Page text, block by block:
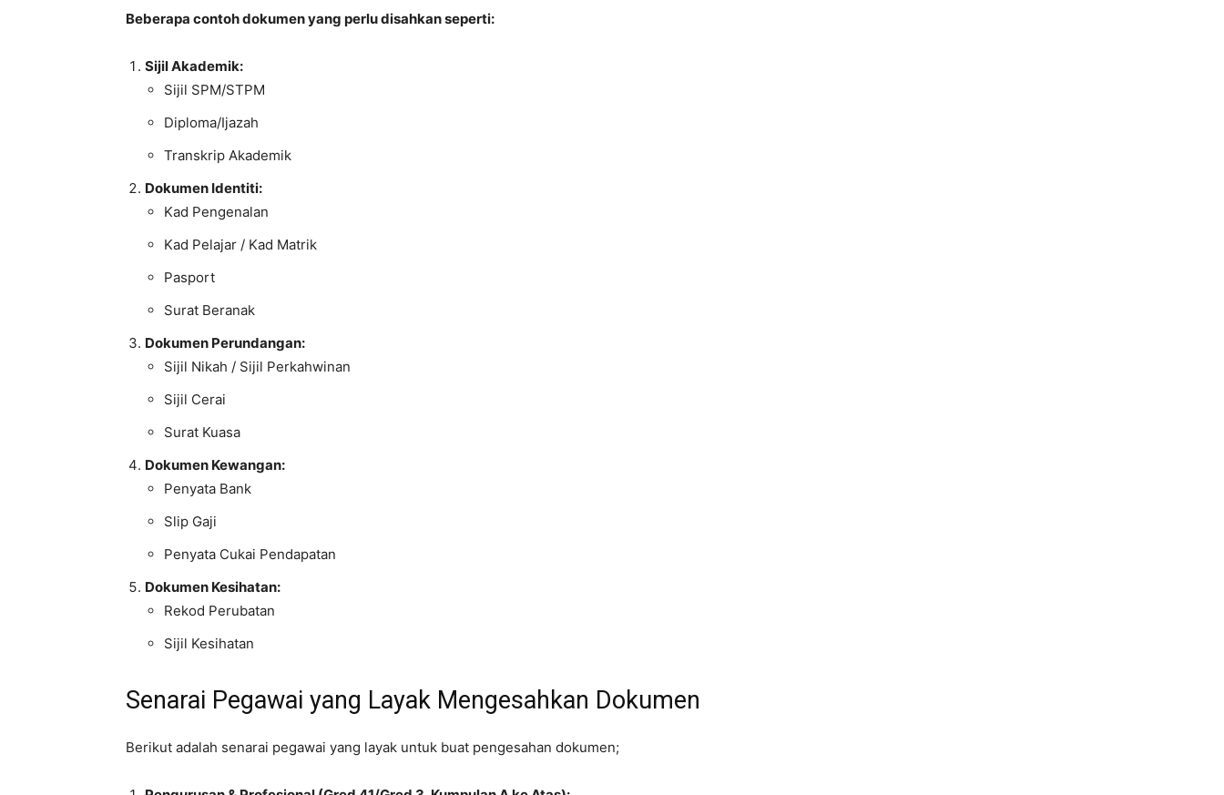
Beberapa contoh dokumen yang perlu disahkan seperti:
Sijil Akademik:
Sijil SPM/STPM
Diploma/Ijazah
Transkrip Akademik
Dokumen Identiti:
Kad Pengenalan
Kad Pelajar / Kad Matrik
Pasport
Surat Beranak
Dokumen Perundangan:
Sijil Nikah / Sijil Perkahwinan
Sijil Cerai
Surat Kuasa
Dokumen Kewangan:
Penyata Bank
Slip Gaji
Penyata Cukai Pendapatan
Dokumen Kesihatan:
Rekod Perubatan
Sijil Kesihatan
Senarai Pegawai yang Layak Mengesahkan Dokumen
Berikut adalah senarai pegawai yang layak untuk buat pengesahan dokumen;